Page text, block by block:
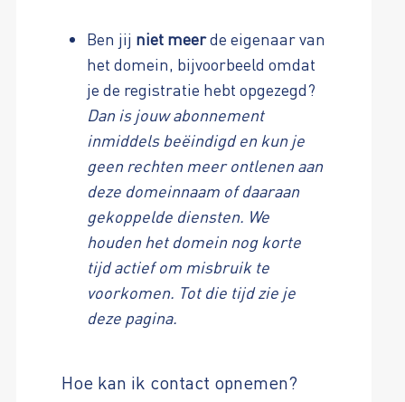
Ben jij niet meerde eigenaar van
het domein, bijvoorbeeld omdat
je de registratie hebt opgezegd?
Dan is jouw abonnement
inmiddels beëindigd en kun je
geen rechten meer ontlenen aan
deze domeinnaam of daaraan
gekoppelde diensten. We
houden het domein nog korte
tijd actief om misbruik te
voorkomen. Tot die tijd zie je
deze pagina.
Hoe kan ik contact opnemen?